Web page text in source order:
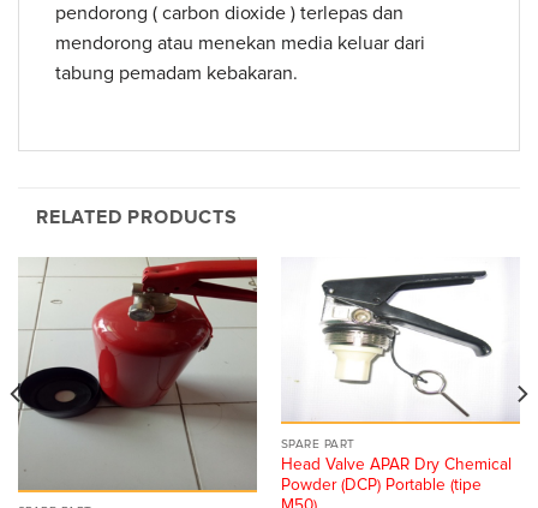
pendorong ( carbon dioxide ) terlepas dan
mendorong atau menekan media keluar dari
tabung pemadam kebakaran.
RELATED PRODUCTS
SPARE PART
Head Valve APAR Dry Chemical
Powder (DCP) Portable (tipe